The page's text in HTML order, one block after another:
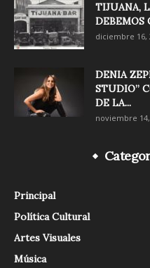
TIJUANA,
DEBEMOS
diciembre 16,
DENIA
STUDIO”
DE LA...
noviembre 14,
Principal
Política Cultural
Artes Visuales
Música